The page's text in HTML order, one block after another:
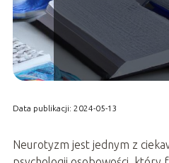
Data publikacji: 2024-05-13
Neurotyzm jest jednym z